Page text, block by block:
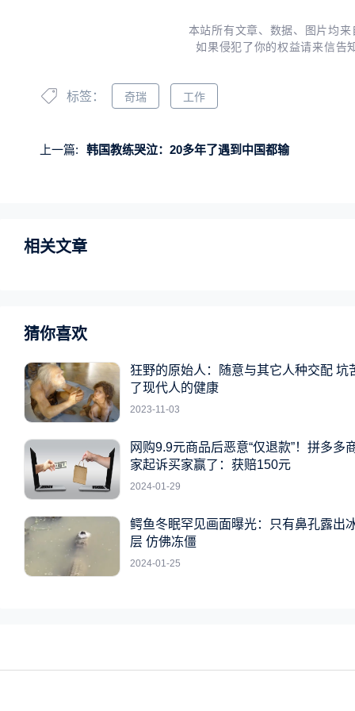
本站所有文章、数据、图片均
如果侵犯了你的权益请来信告
标签： 奇瑞 工作
上一篇: 韩国教练哭泣：20多年了遇到中国都输
相关文章
猜你喜欢
狂野的原始人：随意与其它人种交配 坑
了现代人的健康
2023-11-03
网购9.9元商品后恶意“仅退款”！拼多多
家起诉买家赢了：获赔150元
2024-01-29
鳄鱼冬眠罕见画面曝光：只有鼻孔露出
层 仿佛冻僵
2024-01-25